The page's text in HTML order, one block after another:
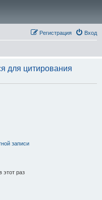
Вход
Регистрация
для цитирования
записи
этот раз